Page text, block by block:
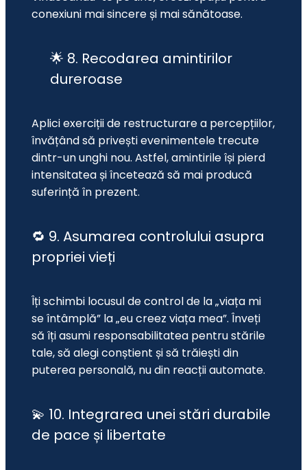
conexiuni mai sincere și mai sănătoase.
🌟 8. Recodarea amintirilor
dureroase
Aplici exerciții de restructurare a percepțiilor,
învățând să privești evenimentele trecute
dintr-un unghi nou. Astfel, amintirile își pierd
intensitatea și încetează să mai producă
suferință în prezent.
🔁 9. Asumarea controlului asupra
propriei vieți
Îți schimbi locusul de control de la „viața mi
se întâmplă” la „eu creez viața mea”. Înveți
să îți asumi responsabilitatea pentru stările
tale, să alegi conștient și să trăiești din
puterea personală, nu din reacții automate.
💫 10. Integrarea unei stări durabile
de pace și libertate